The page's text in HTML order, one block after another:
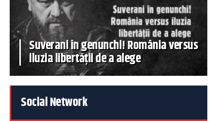
Suverani în genunchi! România versus
iluzia libertății de a alege
Social Network